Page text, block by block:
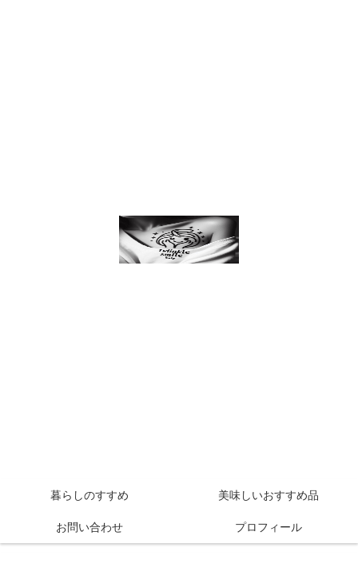
暮らしのすすめ 美味しいおすすめ品
お問い合わせ プロフィール